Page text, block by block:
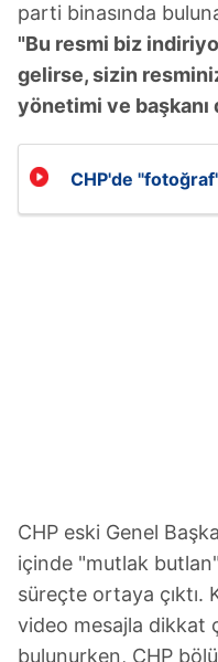
parti binasında
"Bu resmi biz
gelirse, sizin
yönetimi ve başkanı
CHP'de
CHP eski Genel
içinde "mutlak
süreçte ortaya çıktı.
video mesajla dikkat
bulunurken, CHP